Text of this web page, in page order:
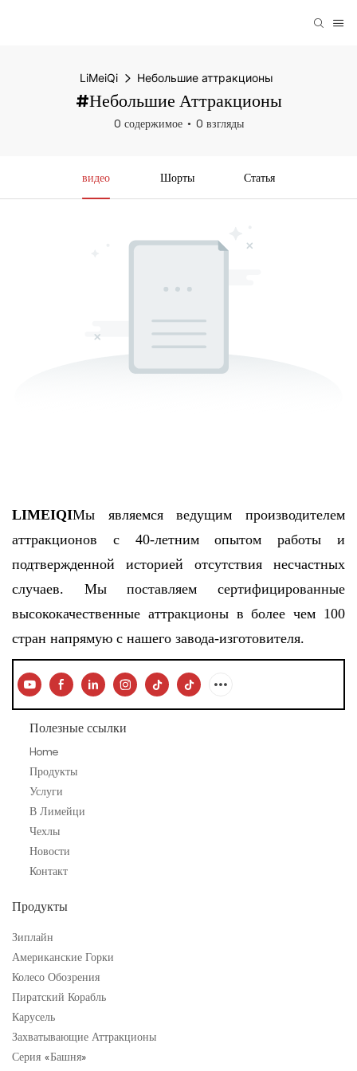
LiMeiQi Небольшие аттракционы
#Небольшие Аттракционы
0 содержимое 0 взгляды
видео Шорты Статья
LIMEIQIМы являемся ведущим производителем
аттракционов с 40-летним опытом работы и
подтвержденной историей отсутствия несчастных
случаев. Мы поставляем сертифицированные
высококачественные аттракционы в более чем 100
стран напрямую с нашего завода-изготовителя.
Полезные ссылки
Home
Продукты
Услуги
В Лимейци
Чехлы
Новости
Контакт
Продукты
Зиплайн
Американские Горки
Колесо Обозрения
Пиратский Корабль
Карусель
Захватывающие Аттракционы
Серия «Башня»